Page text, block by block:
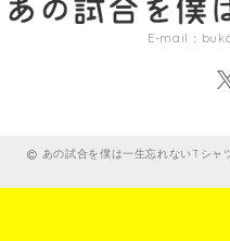
E-mail：
あの試合を僕は一生忘れないTシャ